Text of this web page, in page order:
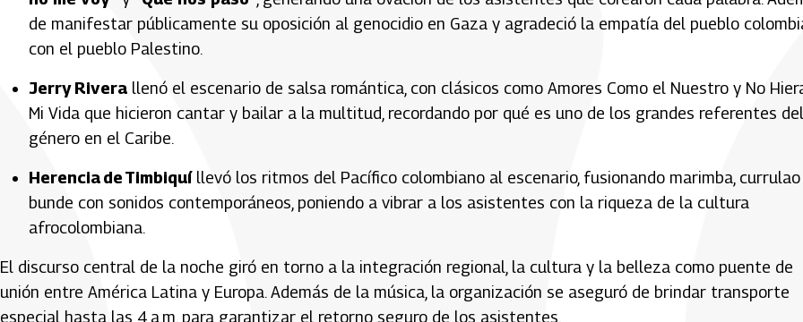
de manifestar públicamente su oposición al genocidio en Gaza y agradeció la empatía del pueblo
con el pueblo Palestino.
Jerry Rivera llenó el escenario de salsa romántica, con clásicos como Amores Como el Nuestro y No
Mi Vida que hicieron cantar y bailar a la multitud, recordando por qué es uno de los grandes referentes del
género en el Caribe.
Herencia de Timbiquíllevó los ritmos del Pacífico colombiano al escenario, fusionando marimba,
bunde con sonidos contemporáneos, poniendo a vibrar a los asistentes con la riqueza de la cultura
afrocolombiana.
El discurso central de la noche giró en torno a la integración regional, la cultura y la belleza como puente de
unión entre América Latina y Europa. Además de la música, la organización se aseguró de brindar transporte
especial hasta las 4 a.m. para garantizar el retorno seguro de los asistentes.